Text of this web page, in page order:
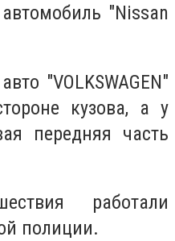
"Nissan
"VOLKSWAGEN"
кузова, а у
передняя часть
работали
полиции.